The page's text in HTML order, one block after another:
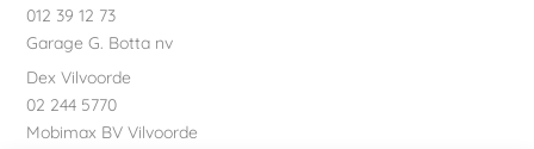
012 39 12 73
Garage G. Botta nv
Dex Vilvoorde
02 244 5770
Mobimax BV Vilvoorde